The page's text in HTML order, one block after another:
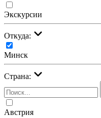
Экскурсии
Откуда:
Минск
Страна:
Австрия